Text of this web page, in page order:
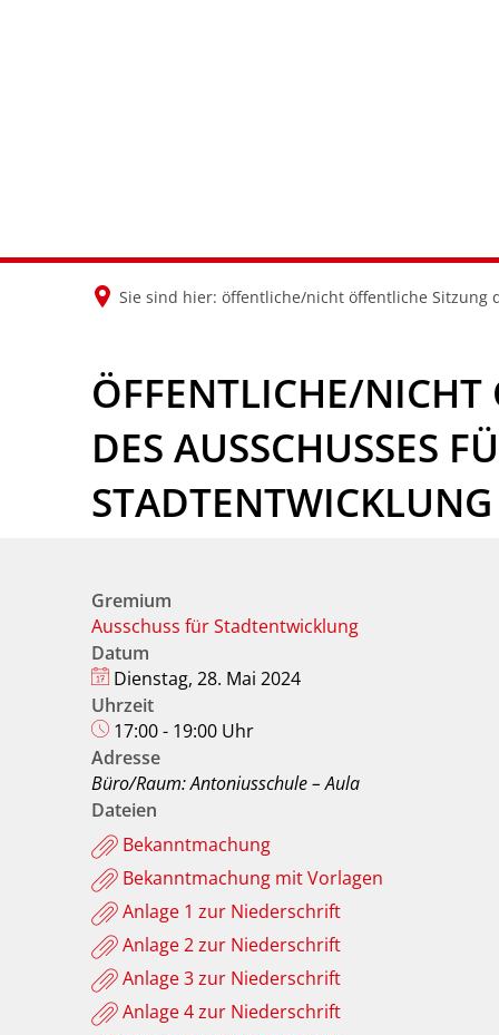
Sie sind hier: öffentliche/nicht öffentliche Sitzung
ÖFFENTLICHE/NICHT
DES AUSSCHUSSES
STADTENTWICKLUNG
Gremium
Ausschuss für Stadtentwicklung
Datum
Dienstag, 28. Mai 2024
Uhrzeit
17:00 - 19:00 Uhr
Adresse
Büro/Raum: Antoniusschule – Aula
Dateien
Bekanntmachung
Bekanntmachung mit Vorlagen
Anlage 1 zur Niederschrift
Anlage 2 zur Niederschrift
Anlage 3 zur Niederschrift
Anlage 4 zur Niederschrift